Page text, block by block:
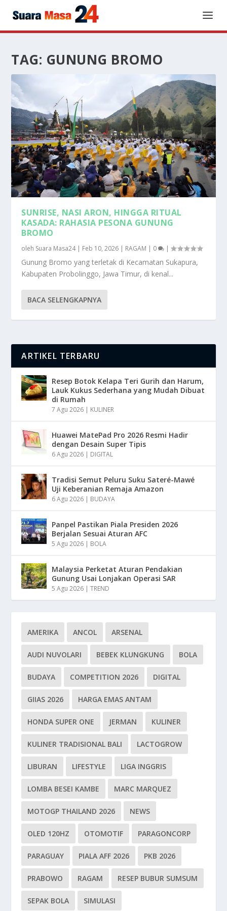
TAG: GUNUNG BROMO
SUNRISE, NASI ARON, HINGGA RITUAL
KASADA: RAHASIA PESONA GUNUNG
BROMO
oleh Suara Masa24| Feb 10, 2026 | RAGAM | 0 |
Gunung Bromo yang terletak di Kecamatan Sukapura,
Kabupaten Probolinggo, Jawa Timur, di kenal...
BACA SELENGKAPNYA
ARTIKEL TERBARU
Resep Botok Kelapa Teri Gurih dan Harum,
Lauk Kukus Sederhana yang Mudah Dibuat
di Rumah
7 Agu 2026 | KULINER
Huawei MatePad Pro 2026 Resmi Hadir
dengan Desain Super Tipis
6 Agu 2026 | DIGITAL
Tradisi Semut Peluru Suku Sateré-Mawé
Uji Keberanian Remaja Amazon
6 Agu 2026 | BUDAYA
Panpel Pastikan Piala Presiden 2026
Berjalan Sesuai Aturan AFC
5 Agu 2026 | BOLA
Malaysia Perketat Aturan Pendakian
Gunung Usai Lonjakan Operasi SAR
5 Agu 2026 |TREND
AMERIKA ANCOL ARSENAL
AUDI NUVOLARI BEBEK KLUNGKUNG BOLA
BUDAYA COMPETITION 2026 DIGITAL
GIIAS 2026 HARGA EMAS ANTAM
HONDA SUPER ONE JERMAN KULINER
KULINER TRADISIONAL BALI LACTOGROW
LIBURAN LIFESTYLE LIGA INGGRIS
LOMBA BESEI KAMBE MARC MARQUEZ
MOTOGP THAILAND 2026 NEWS
OLED 120HZ OTOMOTIF PARAGONCORP
PARAGUAY PIALA AFF 2026 PKB 2026
PRABOWO RAGAM RESEP BUBUR SUMSUM
SEPAK BOLA SIMULASI